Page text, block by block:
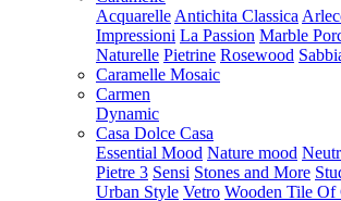
Acquarelle Antichita Classica
Impressioni La Passion Marble
Naturelle Pietrine Rosewood
Caramelle Mosaic
Carmen
Dynamic
Casa Dolce Casa
Essential Mood Nature mood
Pietre 3 Sensi Stones and More
Urban Style Vetro Wooden Tile Of